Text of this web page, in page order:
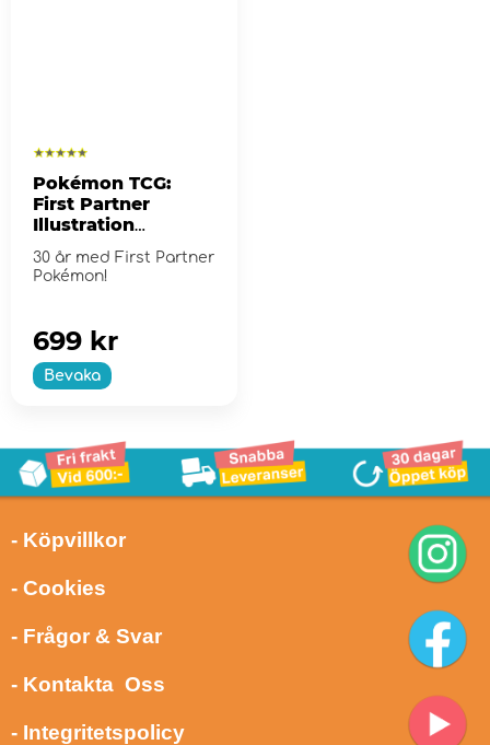
Pokémon TCG:
First Partner
Illustration
Collection - Series
2
30 år med First Partner
Pokémon!
Bevaka
699 kr
- Köpvillkor
- Cookies
- Frågor & Svar
- Kontakta Oss
- Integritetspolicy